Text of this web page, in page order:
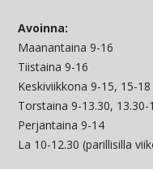
Avoinna:
Maanantaina 9-16
Tiistaina 9-16
Keskiviikkona 9-15, 15-
Torstaina 9-13.30, 13.30-
Perjantaina 9-14
La 10-12.30 (parillisilla